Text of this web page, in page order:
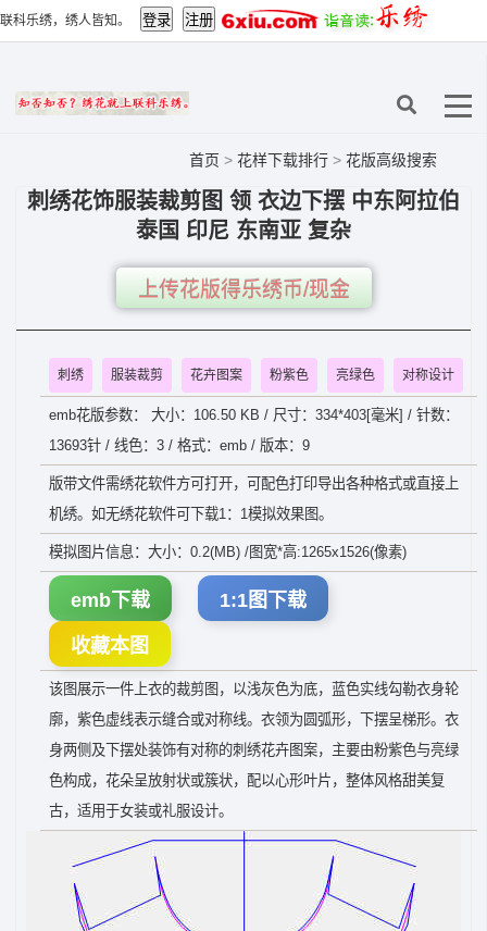
联科乐绣，绣人皆知。
首页 > 花样下载排行 > 花版高级搜索
刺绣花饰服装裁剪图 领 衣边下摆 中东阿拉伯
泰国 印尼 东南亚 复杂
上传花版得乐绣币/现金
刺绣 服装裁剪 花卉图案 粉紫色 亮绿色 对称设计
emb花版参数： 大小：106.50 KB / 尺寸：334*403[毫米] / 针数：
13693针 / 线色：3 / 格式：emb / 版本：9
版带文件需绣花软件方可打开，可配色打印导出各种格式或直接上
机绣。如无绣花软件可下载1：1模拟效果图。
模拟图片信息：大小：0.2(MB) /图宽*高:1265x1526(像素)
emb下载 1:1图下载
收藏本图
该图展示一件上衣的裁剪图，以浅灰色为底，蓝色实线勾勒衣身轮
廓，紫色虚线表示缝合或对称线。衣领为圆弧形，下摆呈梯形。衣
身两侧及下摆处装饰有对称的刺绣花卉图案，主要由粉紫色与亮绿
色构成，花朵呈放射状或簇状，配以心形叶片，整体风格甜美复
古，适用于女装或礼服设计。